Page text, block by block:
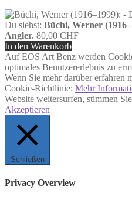
Du siehst: Büchi, Werner
Angler. 80,00 CHF
In den Warenkorb
Auf EOS Art Benz werden
optimales Benutzererlebnis zu
Wenn Sie mehr darüber erfahren
Cookie-Richtlinie: Mehr
Website weitersurfen, stimmen
Akzeptieren
Schließen
Privacy Overview